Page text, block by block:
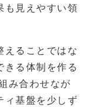
も見えやすい領
えることではな
きる体制を作る
み合わせなが
ィ基盤を少しず